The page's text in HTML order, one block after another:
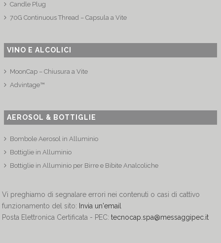
Candle Plug
70G Continuous Thread – Capsula a Vite
VINO E ALCOLICI
MoonCap – Chiusura a Vite
Advintage™
AEROSOL & BOTTIGLIE
Bombole Aerosol in Alluminio
Bottiglie in Alluminio
Bottiglie in Alluminio per Birre e Bibite Analcoliche
Vi preghiamo di segnalare errori nei contenuti o casi di cattivo
funzionamento del sito: Invia un'email
Posta Elettronica Certificata - PEC:tecnocap.spa@messaggipec.it